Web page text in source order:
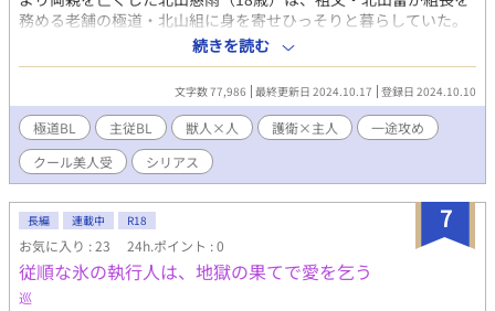
務める老舗の極道・北山組に身を寄せひっそりと暮らしていた。
かつて敵対勢力にあった仁楼会の元会長・桂喜重の出所を前に、
慈雨は雷からイヌの獣人を護衛につけるようにと勧められる。一
度は断る慈雨だったが、若頭・望の機転により、ウルフライクの
闘犬である静を護衛につけることに……。 北山組と仁楼会に渦
巻く因縁と陰謀。一人と一匹が出会い、運命の歯車が動き始め
る。 宿命に身を投じる主人と一途なイヌの、センセーショナ
ル・ラブ。
続きを読む
文字数 77,986 最終更新日 2024.10.17 登録日 2024.10.10
極道BL 主従BL 獣人×人 護衛×主人
一途攻め
クール美人受
シリアス
7
長編 連載中 R18
お気に入り : 23 24h.ポイント : 0
従順な氷の執行人は、地獄の果てで愛を乞う
巡